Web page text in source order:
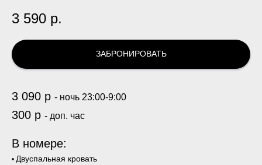
3 590 р.
ЗАБРОНИРОВАТЬ
3 090 р - ночь 23:00-9:00
300 р - доп. час
В номере:
• Двуспальная кровать